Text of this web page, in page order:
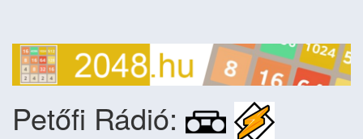
Petőfi Rádió: